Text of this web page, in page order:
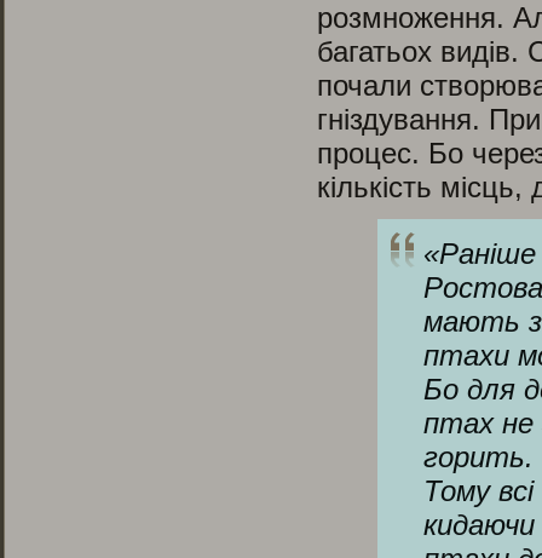
розмноження.
багатьох видів.
почали
гніздування.
процес. Бо
кількість
«
мають
птахи
Бо для
птах не
горить.
Тому